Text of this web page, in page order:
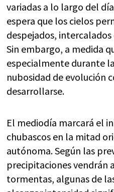
variadas a lo largo del
espera que los cielos
despejados,
Sin embargo, a medida
especialmente durante
nubosidad de evolución
desarrollarse.
El mediodía marcará el
chubascos en la mitad
autónoma. Según las
precipitaciones vendrán
tormentas, algunas de